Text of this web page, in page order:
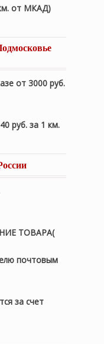
от МКАД)
от 3000 руб.
руб. за 1 км.
ТОВАРА(
почтовым
за счет